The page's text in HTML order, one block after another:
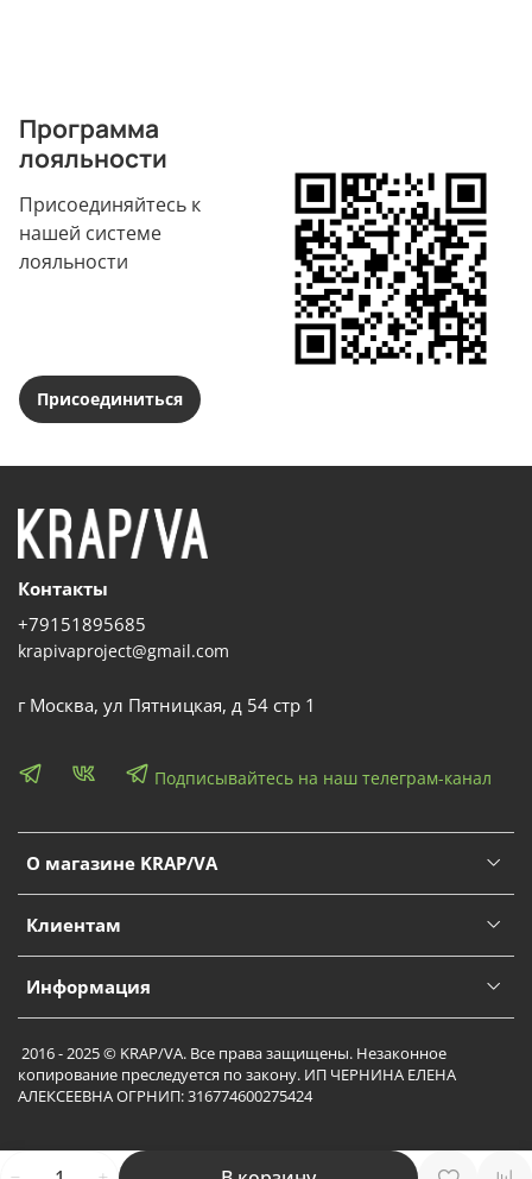
Программа
лояльности
Присоединяйтесь к
нашей системе
лояльности
Присоединиться
О магазине KRAP/VA
Клиентам
Информация
Контакты
+79151895685
krapivaproject@gmail.com
г Москва, ул Пятницкая, д 54 стр 1
Подписывайтесь на наш телеграм-канал
2016 - 2025 © KRAP/VA. Все права защищены. Незаконное
копирование преследуется по закону. ИП ЧЕРНИНА ЕЛЕНА
АЛЕКСЕЕВНА ОГРНИП: 316774600275424